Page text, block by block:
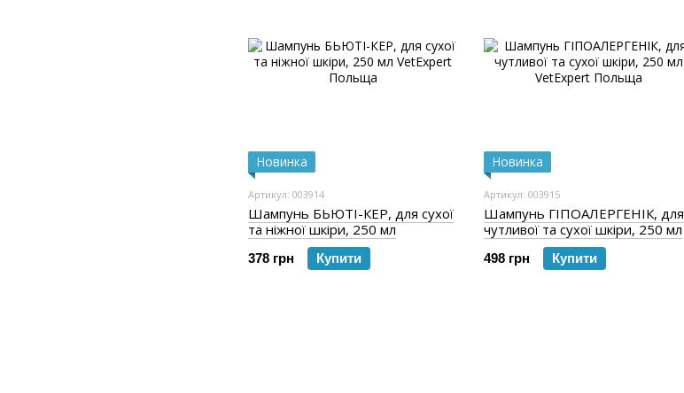
Новинка
Артикул: 003914
Шампунь БЬЮТІ-КЕР, для сухої
та ніжної шкіри, 250 мл
378 грн Купити
Новинка
Артикул: 003915
Шампунь ГІПОАЛЕРГЕНІК, для
чутливої та сухої шкіри, 250 мл
498 грн Купити